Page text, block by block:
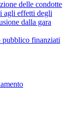
delle condotte
agli effetti degli
dalla gara
pubblico finanziati